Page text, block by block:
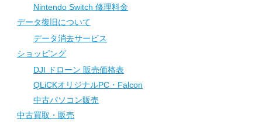
Nintendo Switch 修理料金
データ復旧について
データ消去サービス
ショッピング
DJI ドローン 販売価格表
QLiCKオリジナルPC・Falcon
中古パソコン販売
中古買取・販売